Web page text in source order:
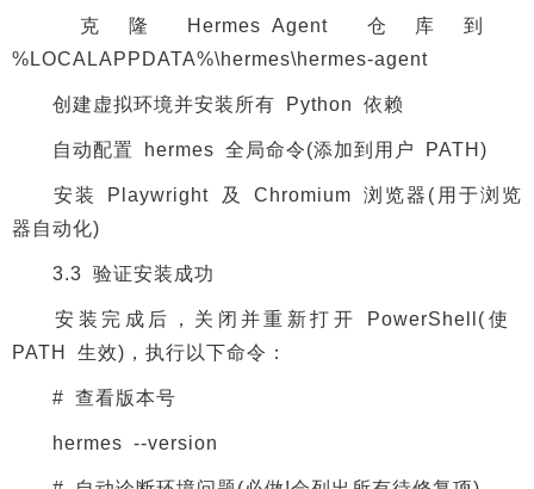
克隆 Hermes Agent 仓库到
%LOCALAPPDATA%\hermes\hermes-agent
创建虚拟环境并安装所有 Python 依赖
自动配置 hermes 全局命令(添加到用户 PATH)
安装 Playwright 及 Chromium 浏览器(用于浏览
器自动化)
3.3 验证安装成功
安装完成后，关闭并重新打开 PowerShell(使
PATH 生效)，执行以下命令：
# 查看版本号
hermes --version